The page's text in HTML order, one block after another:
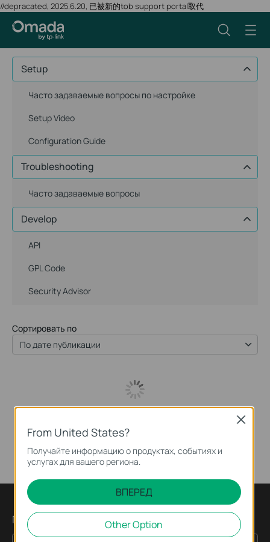
//depracated, 2025.6.20, 已被新的tob support portal取代
Setup
Часто задаваемые вопросы по настройке
Setup Video
Configuration Guide
Troubleshooting
Часто задаваемые вопросы
Develop
API
GPL Code
Security Advisor
Сортировать по
По дате публикации
Подпишитесь на рассылку
From United States?
Получайте информацию о продуктах, событиях и
услугах для вашего региона.
ВПЕРЕД
Other Option
Close